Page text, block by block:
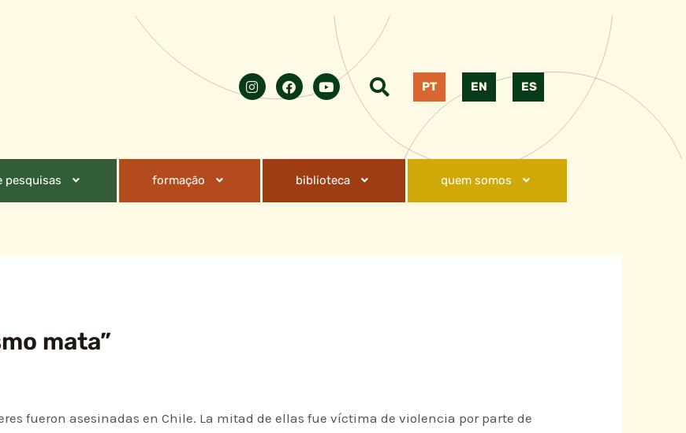
PT EN ES
pesquisas formação biblioteca quem somos
mata”
fueron asesinadas en Chile. La mitad de ellas fue víctima de violencia por parte de